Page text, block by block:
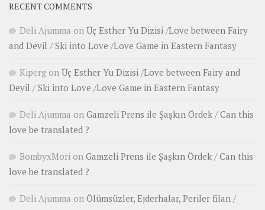
RECENT COMMENTS
Deli Ajumma on Üç Esther Yu Dizisi /Love between Fairy
and Devil / Ski into Love /Love Game in Eastern Fantasy
Kiperg on Üç Esther Yu Dizisi /Love between Fairy and
Devil / Ski into Love /Love Game in Eastern Fantasy
Deli Ajumma on Gamzeli Prens ile Şaşkın Ördek / Can this
love be translated ?
BombyxMori on Gamzeli Prens ile Şaşkın Ördek / Can this
love be translated ?
Deli Ajumma on Ölümsüzler, Ejderhalar, Periler filan /